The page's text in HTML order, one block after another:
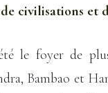
de civilisations
le foyer de
Bambao et